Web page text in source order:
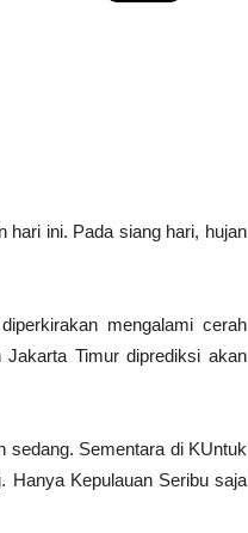
hari ini. Pada siang hari, hujan
mengalami cerah
Timur diprediksi akan
sedang. Sementara di KUntuk
Hanya Kepulauan Seribu saja